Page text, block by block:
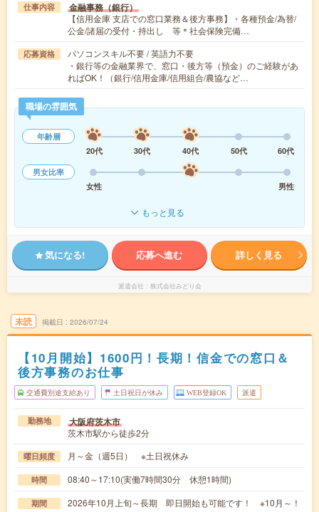
仕事内容 金融事務（銀行）
【信用金庫 支店での窓口業務＆後方事務】・各種預金/為替/
公金/諸届の受付・持出し 等＊社会保険完備…
応募資格
パソコンスキル不要 / 英語力不要
・銀行等の金融業界で、窓口・後方等（預金）のご経験があ
ればOK！（銀行/信用金庫/信用組合/農協など…
職場の雰囲気
年齢層
20代
30代 40代 50代
60代
男女比率
女性
男性
もっと見る
気になる! 応募へ進む 詳しく見る
派遣会社 株式会社みどり会
未読 掲載日 2026/07/24
【10月開始】1600円！長期！信金での窓口＆
後方事務のお仕事
交通費別途支給あり 土日祝日が休み WEB登録OK 派遣
勤務地 大阪府茨木市
茨木市駅から徒歩2分
曜日頻度 月～金（週5日） ※土日祝休み
時間 08:40～17:10(実働7時間30分 休憩1時間)
期間 2026年10月上旬～長期 即日開始も可能です！ ※10月～！